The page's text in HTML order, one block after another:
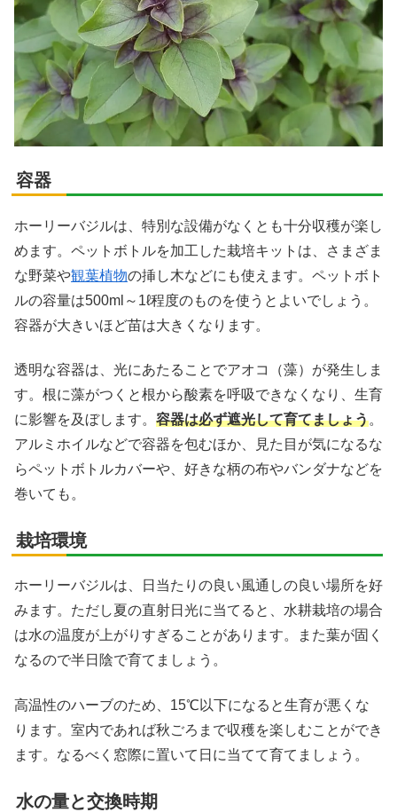
容器
ホーリーバジルは、特別な設備がなくとも十分収穫が楽し
めます。ペットボトルを加工した栽培キットは、さまざま
な野菜や観葉植物の挿し木などにも使えます。ペットボト
ルの容量は500ml～1ℓ程度のものを使うとよいでしょう。
容器が大きいほど苗は大きくなります。
透明な容器は、光にあたることでアオコ（藻）が発生しま
す。根に藻がつくと根から酸素を呼吸できなくなり、生育
に影響を及ぼします。 容器は必ず遮光して育てましょう。
アルミホイルなどで容器を包むほか、見た目が気になるな
らペットボトルカバーや、好きな柄の布やバンダナなどを
巻いても。
栽培環境
ホーリーバジルは、日当たりの良い風通しの良い場所を好
みます。ただし夏の直射日光に当てると、水耕栽培の場合
は水の温度が上がりすぎることがあります。また葉が固く
なるので半日陰で育てましょう。
高温性のハーブのため、15℃以下になると生育が悪くな
ります。室内であれば秋ごろまで収穫を楽しむことができ
ます。なるべく窓際に置いて日に当てて育てましょう。
水の量と交換時期